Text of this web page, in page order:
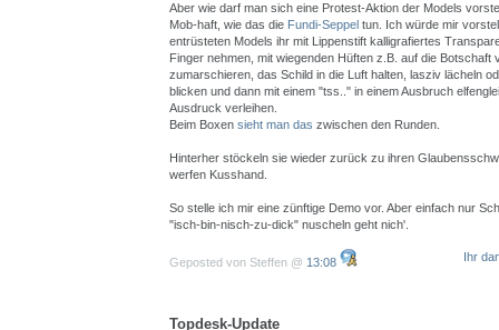
Aber wie darf man sich eine Protest-Aktion der Models
Mob-haft, wie das die Fundi-Seppel tun. Ich würde mir
entrüsteten Models ihr mit Lippenstift kalligrafiertes
Finger nehmen, mit wiegenden Hüften z.B. auf die Botschaft
zumarschieren, das Schild in die Luft halten, lasziv lächeln
blicken und dann mit einem "tss.." in einem Ausbruch
Ausdruck verleihen.
Beim Boxen sieht man das zwischen den Runden.
Hinterher stöckeln sie wieder zurück zu ihren
werfen Kusshand.
So stelle ich mir eine zünftige Demo vor. Aber einfach nur
"isch-bin-nisch-zu-dick" nuscheln geht nich'.
Geposted von Steffen @ 13:08 Ihr
Topdesk-Update